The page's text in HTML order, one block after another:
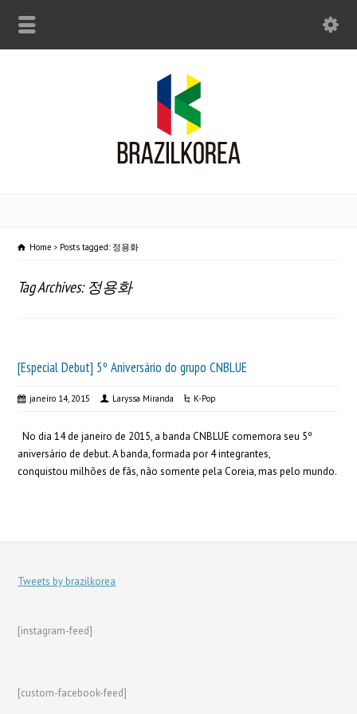
Home Posts tagged: 정용화
Tag Archives: 정용화
[Especial Debut] 5º Aniversário do grupo CNBLUE
janeiro 14, 2015 Laryssa Miranda K-Pop
No dia 14 de janeiro de 2015, a banda CNBLUE comemora seu 5º
aniversário de debut. A banda, formada por 4 integrantes,
conquistou milhões de fãs, não somente pela Coreia, mas pelo mundo.
Tweets by brazilkorea
[instagram-feed]
[custom-facebook-feed]